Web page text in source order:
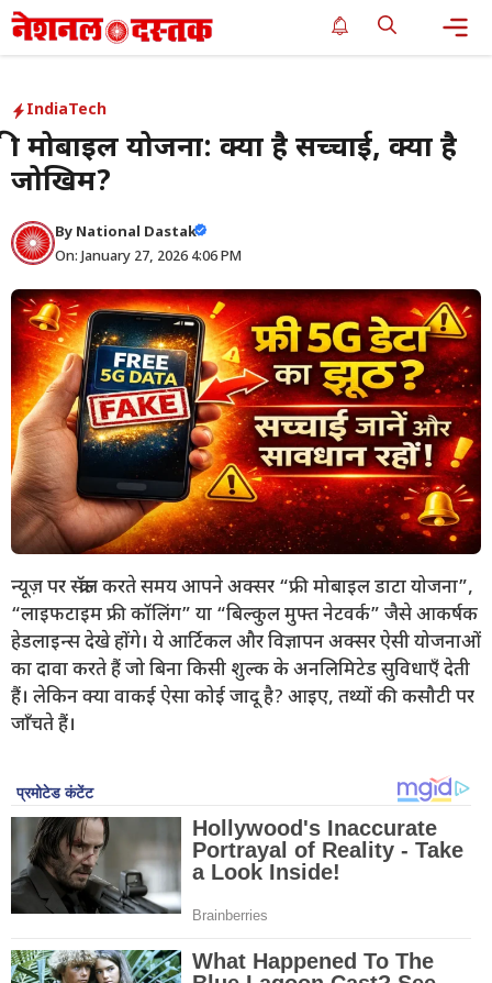
Skip
to
IndiaTech
फ्री मोबाइल योजना: क्या है सच्चाई, क्या है
जोखिम?
By National Dastak
On: January 27, 2026 4:06 PM
न्यूज़ पर स्क्रॉल करते समय आपने अक्सर “फ्री मोबाइल डाटा योजना”,
“लाइफटाइम फ्री कॉलिंग” या “बिल्कुल मुफ्त नेटवर्क” जैसे आकर्षक
हेडलाइन्स देखे होंगे। ये आर्टिकल और विज्ञापन अक्सर ऐसी योजनाओं
का दावा करते हैं जो बिना किसी शुल्क के अनलिमिटेड सुविधाएँ देती
हैं। लेकिन क्या वाकई ऐसा कोई जादू है? आइए, तथ्यों की कसौटी पर
जाँचते हैं।